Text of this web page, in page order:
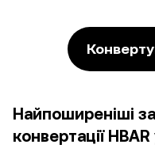
Найпоширеніші
конвертації HBAR